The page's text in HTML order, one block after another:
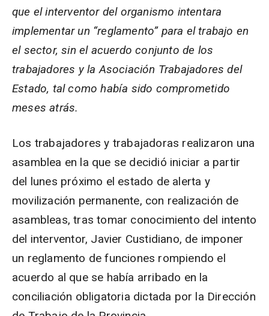
que el interventor del organismo intentara
implementar un “reglamento” para el trabajo en
el sector, sin el acuerdo conjunto de los
trabajadores y la Asociación Trabajadores del
Estado, tal como había sido comprometido
meses atrás.
Los trabajadores y trabajadoras realizaron una
asamblea en la que se decidió iniciar a partir
del lunes próximo el estado de alerta y
movilización permanente, con realización de
asambleas, tras tomar conocimiento del intento
del interventor, Javier Custidiano, de imponer
un reglamento de funciones rompiendo el
acuerdo al que se había arribado en la
conciliación obligatoria dictada por la Dirección